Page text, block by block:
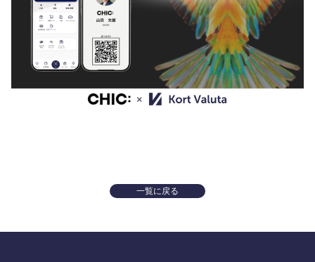
一覧に戻る